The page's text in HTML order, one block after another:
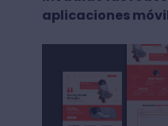
aplicaciones